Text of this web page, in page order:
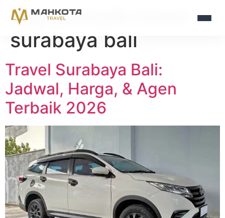
Tag:armada travel
surabaya bali
Travel Surabaya Bali:
Jadwal, Harga, & Agen
Terbaik 2026